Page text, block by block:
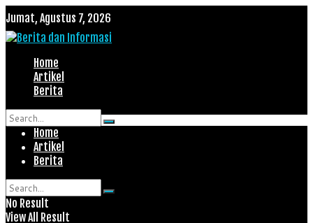
Jumat, Agustus 7, 2026
Home
Artikel
Berita
No Result
View All Result
Home
Artikel
Berita
No Result
View All Result